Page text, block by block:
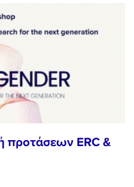
προτάσεων ERC &